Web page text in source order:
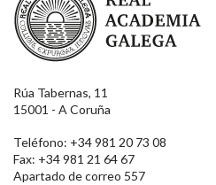
Rúa Tabernas, 11
15001 - A Coruña
Teléfono: +34 981 20 73 08
Fax: +34 981 21 64 67
Apartado de correo 557